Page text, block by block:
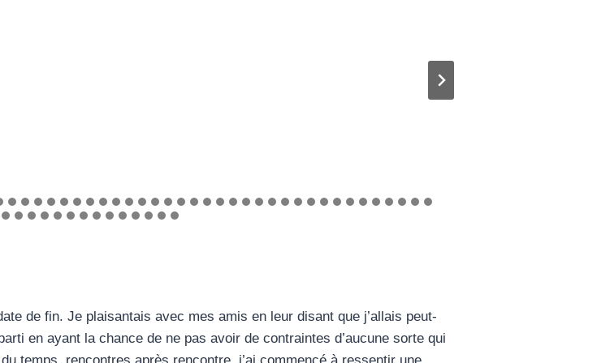
de fin. Je plaisantais avec mes amis en leur disant que j’allais peut-
en ayant la chance de ne pas avoir de contraintes d’aucune sorte qui